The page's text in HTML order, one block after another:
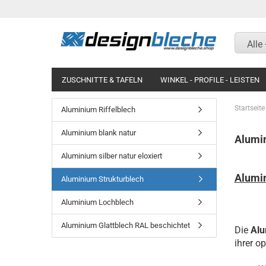
Alle
ZUSCHNITTE & TAFELN
Aluminium Riffelblech
Aluminium silber natur
eloxiert
Aluminium Lochblech
Aluminium Glattblech RAL
WINKEL - PROFILE - LEISTEN
Aluminium Riffelblech
Aluminium blank natur
Aluminium silber natur
Aluminium glatt RAL
nasslackiert
Aluminium blank eckig
MAGNETWAND / PINNWAND
Startseite
Die
ihrer
Aluminium Riffelblech
Aluminium blank natur
Aluminium silber natur eloxiert
Aluminium Strukturblech
Aluminium Lochblech
Aluminium Glattblech RAL beschichtet